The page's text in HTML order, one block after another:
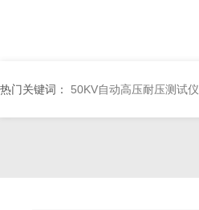
热门关键词： 50KV自动高压耐压测试仪